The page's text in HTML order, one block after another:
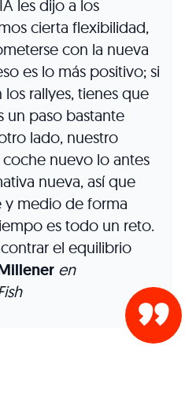
les dijo a los
cierta flexibilidad,
con la nueva
es lo más positivo; si
rallyes, tienes que
un paso bastante
lado, nuestro
nuevo lo antes
nueva, así que
y medio de forma
es todo un reto.
el equilibrio
en